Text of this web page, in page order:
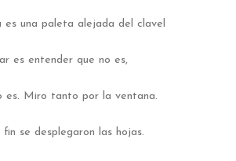
es una paleta alejada del clavel
es entender que no es,
es. Miro tanto por la ventana.
se desplegaron las hojas.